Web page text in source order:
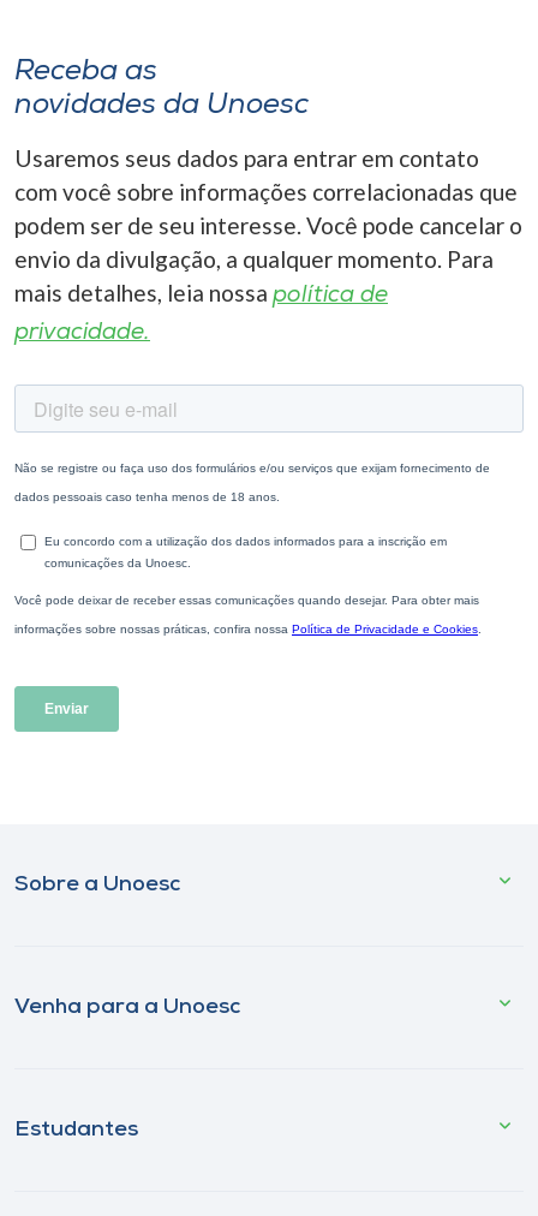
Receba as
novidades da Unoesc
Usaremos seus dados para entrar em contato
com você sobre informações correlacionadas que
podem ser de seu interesse. Você pode cancelar o
envio da divulgação, a qualquer momento. Para
mais detalhes, leia nossa política de
privacidade.
Sobre a Unoesc
Venha para a Unoesc
Estudantes